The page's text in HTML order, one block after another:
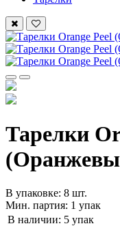
Тарелки
В упаковке: 8 шт.
Мин. партия: 1 упак
В наличии: 5 упак